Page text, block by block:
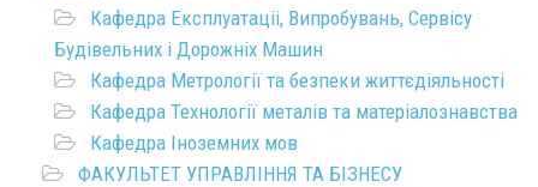
Кафедра Експлуатаціі, Випробувань, Сервісу
Будівельних і Дорожніх Машин
Кафедра Метрології та безпеки життєдіяльності
Кафедра Технології металів та матеріалознавства
Кафедра Іноземних мов
ФАКУЛЬТЕТ УПРАВЛІННЯ ТА БІЗНЕСУ